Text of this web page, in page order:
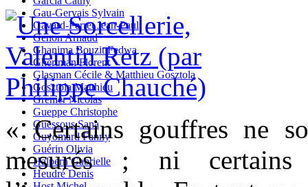
Gau-Gervais Sylvain
Gavard-Perret Jean-Paul
Genon Arnaud
Ghanima Bouzit Fedwa
Ghertman Florent
Glasman Cécile & Matthieu Gosztola
Gosztola Matthieu
Grenier Nicolas
Gueppe Christophe
Guessous Sana
Guyomard Fanny
Guérin Olivia
Halpern Gabrielle
Heudré Denis
« Certains gouffres ne
mesurés ; ni